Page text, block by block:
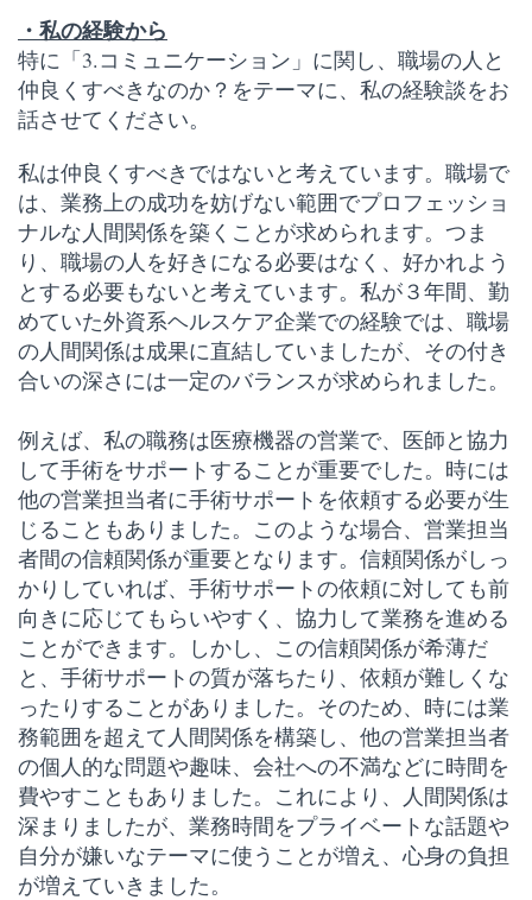
・私の経験から
特に「3.コミュニケーション」に関し、 職場の人と
仲良くすべきなのか？をテーマに、 私の経験談をお
話させてください。
私は仲良くすべきではないと考えています。職場で
は、業務上の成功を妨げない範囲でプロフェッショ
ナルな人間関係を築くことが求められます。つま
り、職場の人を好きになる必要はなく、好かれよう
とする必要もないと考えています。私が３年間、勤
めていた外資系ヘルスケア企業での経験では、職場
の人間関係は成果に直結していましたが、その付き
合いの深さには一定のバランスが求められました。
例えば、私の職務は医療機器の営業で、医師と協力
して手術をサポートすることが重要でした。時には
他の営業担当者に手術サポートを依頼する必要が生
じることもありました。このような場合、営業担当
者間の信頼関係が重要となります。信頼関係がしっ
かりしていれば、手術サポートの依頼に対しても前
向きに応じてもらいやすく、協力して業務を進める
ことができます。しかし、この信頼関係が希薄だ
と、手術サポートの質が落ちたり、依頼が難しくな
ったりすることがありました。そのため、時には業
務範囲を超えて人間関係を構築し、他の営業担当者
の個人的な問題や趣味、会社への不満などに時間を
費やすこともありました。これにより、人間関係は
深まりましたが、業務時間をプライベートな話題や
自分が嫌いなテーマに使うことが増え、心身の負担
が増えていきました。